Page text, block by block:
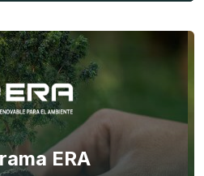
ERA